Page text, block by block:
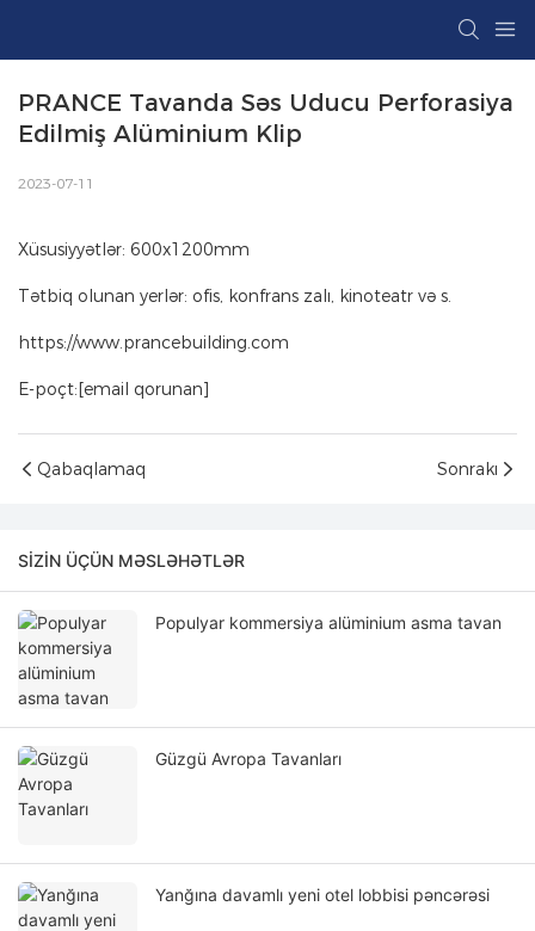
PRANCE Tavanda Səs Uducu Perforasiya
Edilmiş Alüminium Klip
2023-07-11
Xüsusiyyətlər: 600x1200mm
Tətbiq olunan yerlər: ofis, konfrans zalı, kinoteatr və s.
https://www.prancebuilding.com
E-poçt:[email qorunan]
Qabaqlamaq Sonrakı
SIZIN ÜÇÜN MƏSLƏHƏTLƏR
Populyar kommersiya alüminium asma tavan
Güzgü Avropa Tavanları
Yanğına davamlı yeni otel lobbisi pəncərəsi